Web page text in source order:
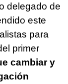
delegado de
este
para
primer
cambiar y